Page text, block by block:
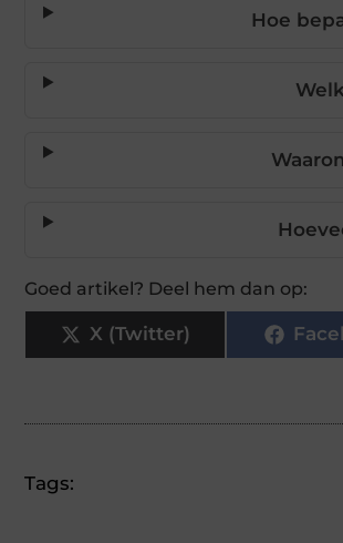
Hoe
Goed artikel? Deel hem dan op:
X (Twitter)
Tags: